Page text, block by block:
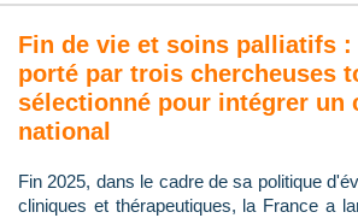
Fin de vie et soins palliatifs
porté par trois chercheuses
sélectionné pour intégrer un
national
Fin 2025, dans le cadre de sa politique
cliniques et thérapeutiques, la France a